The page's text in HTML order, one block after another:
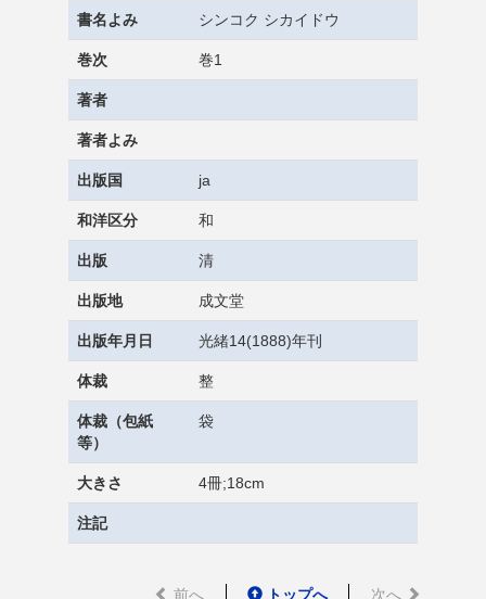
書名よみ シンコク シカイドウ
巻次 巻1
著者
著者よみ
出版国 ja
和洋区分 和
出版 清
出版地 成文堂
出版年月日 光緒14(1888)年刊
体裁 整
体裁（包紙
等）
袋
大きさ 4冊;18cm
注記
前へ トップへ 次へ